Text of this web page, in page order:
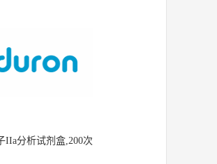
IIa分析试剂盒,200次